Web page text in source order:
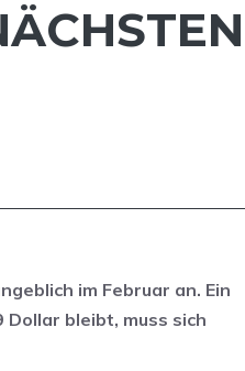
im Februar an. Ein
bleibt, muss sich